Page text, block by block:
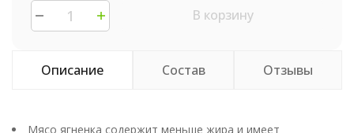
В корзину
Описание Состав Отзывы
Мясо ягненка содержит меньше жира и имеет